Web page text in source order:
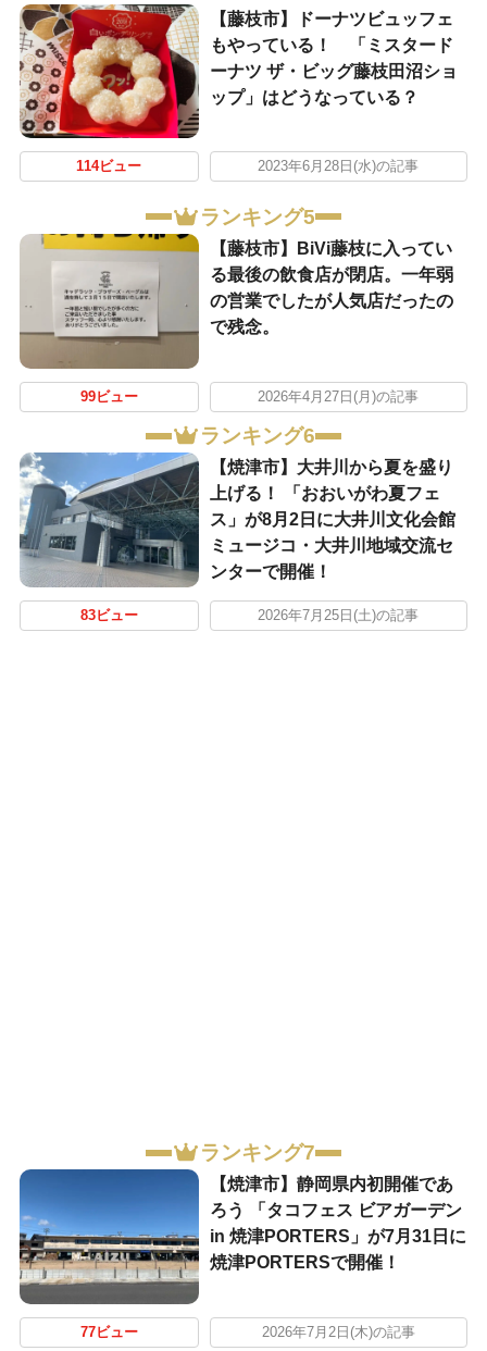
【藤枝市】ドーナツビュッフェ
もやっている！ 「ミスタード
ーナツ ザ・ビッグ藤枝田沼ショ
ップ」はどうなっている？
114ビュー 2023年6月28日(水)の記事
ランキング5
【藤枝市】BiVi藤枝に入ってい
る最後の飲食店が閉店。一年弱
の営業でしたが人気店だったの
で残念。
99ビュー 2026年4月27日(月)の記事
ランキング6
【焼津市】大井川から夏を盛り
上げる！ 「おおいがわ夏フェ
ス」が8月2日に大井川文化会館
ミュージコ・大井川地域交流セ
ンターで開催！
83ビュー 2026年7月25日(土)の記事
ランキング7
【焼津市】静岡県内初開催であ
ろう 「タコフェス ビアガーデン
in 焼津PORTERS」が7月31日に
焼津PORTERSで開催！
77ビュー 2026年7月2日(木)の記事